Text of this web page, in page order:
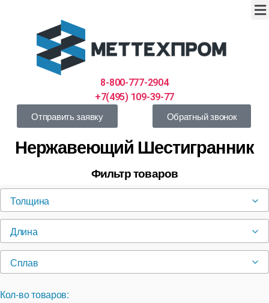
8-800-777-2904
+7(495) 109-39-77
Отправить заявку Обратный звонок
Нержавеющий Шестигранник
Фильтр товаров
Толщина
Длина
Сплав
Кол-во товаров: